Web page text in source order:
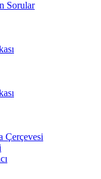
Sorular
Çerçevesi